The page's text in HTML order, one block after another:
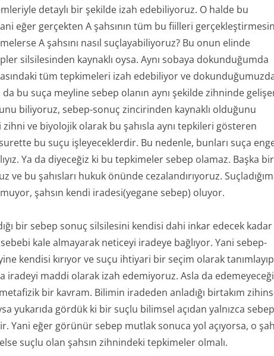
detaylı bir şekilde izah edebiliyoruz. O halde bu
eğer gerçekten A şahsının tüm bu fiilleri
A şahsını nasıl suçlayabiliyoruz? Bu onun elinde
silsilesinden kaynaklı oysa. Aynı sobaya dokunduğumda
tüm tepkimeleri izah edebiliyor ve
da bu suça meyline sebep olanın aynı şekilde zihninde
biliyoruz, sebep-sonuç zincirinden kaynaklı olduğunu
ve biyolojik olarak bu şahısla aynı tepkileri gösteren
bu suçu işleyeceklerdir. Bu nedenle, bunları suça
Ya da diyeceğiz ki bu tepkimeler sebep olamaz. Başka bir
bu şahısları hukuk önünde cezalandırıyoruz.
şahsın kendi iradesi(yegane sebep) oluyor.
bir sebep sonuç silsilesini kendisi dahi inkar edecek kadar
kale almayarak neticeyi iradeye bağlıyor. Yani sebep-
kendisi kırıyor ve suçu ihtiyari bir seçim olarak tanımlayıp
iradeyi maddi olarak izah edemiyoruz. Asla da
bir kavram. Bilimin iradeden anladığı birtakım
yukarıda gördük ki bir suçlu bilimsel açıdan yalnızca
Yani eğer görünür sebep mutlak sonuca yol açıyorsa, o
suçlu olan şahsın zihnindeki tepkimeler olmalı.